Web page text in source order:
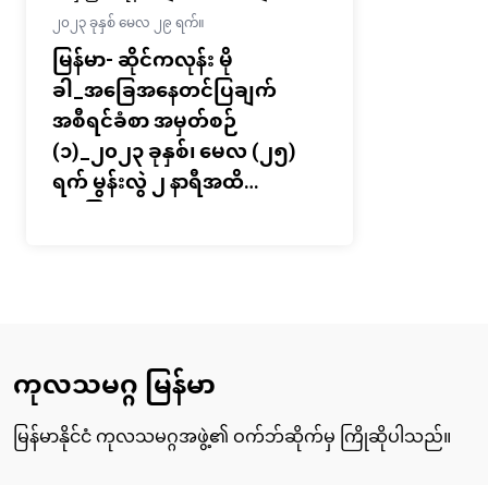
၂၀၂၃ ခုနှစ် မေလ ၂၉ ရက်။
မြန်မာ- ဆိုင်ကလုန်း မို
ခါ_အခြေအနေတင်ပြချက်
အစီရင်ခံစာ အမှတ်စဉ်
(၁)_၂၀၂၃ ခုနှစ်၊ မေလ (၂၅)
ရက် မွန်းလွဲ ၂ နာရီအထိ
ကုလသမဂ္ဂ မြန်မာ
မြန်မာနိုင်ငံ ကုလသမဂ္ဂအဖွဲ့၏ ဝက်ဘ်ဆိုက်မှ ကြိုဆိုပါသည်။